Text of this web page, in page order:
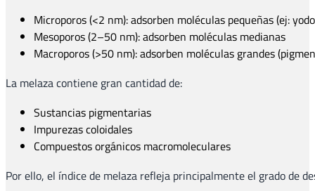
Microporos (<2 nm): adsorben moléculas pequeñas (ej:
Mesoporos (2–50 nm): adsorben moléculas medianas
Macroporos (>50 nm): adsorben moléculas grandes
La melaza contiene gran cantidad de:
Sustancias pigmentarias
Impurezas coloidales
Compuestos orgánicos macromoleculares
Por ello, el índice de melaza refleja principalmente el grado de